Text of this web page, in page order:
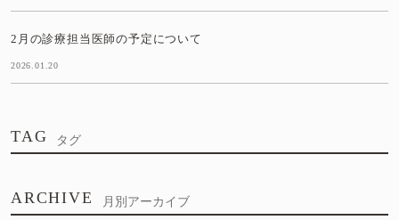
2月の診療担当医師の予定について
2026.01.20
TAG タグ
ARCHIVE 月別アーカイブ